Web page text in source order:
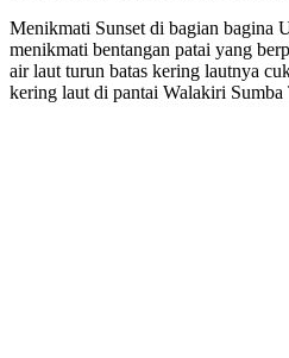
Menikmati Sunset di bagian bagina
menikmati bentangan patai yang
air laut turun batas kering lautnya
kering laut di pantai Walakiri Sumba